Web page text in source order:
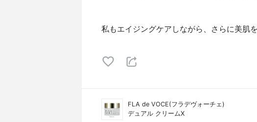
私もエイジングケアしながら、さらに美肌
FLA de VOCE(フラデヴォーチェ)
デュアル クリームⅩ